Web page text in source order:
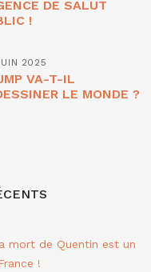
DE SALUT
!
2025
VA-T-IL
LE MONDE ?
mort de Quentin est un
!